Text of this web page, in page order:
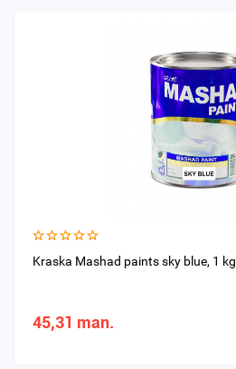
Kraska Mashad paints sky blue, 1 kg
45,31 man.